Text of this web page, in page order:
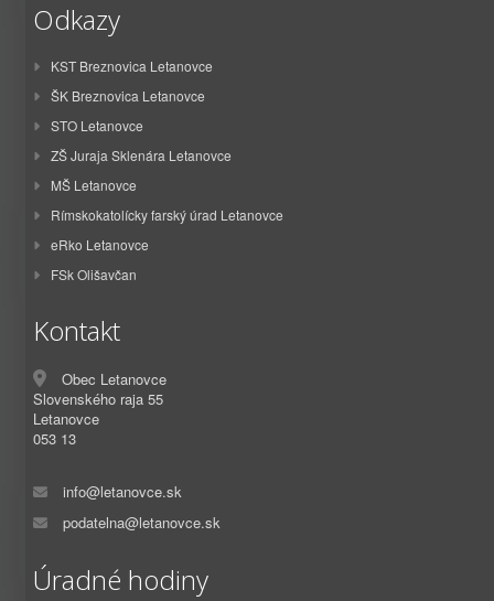
Odkazy
KST Breznovica Letanovce
ŠK Breznovica Letanovce
STO Letanovce
ZŠ Juraja Sklenára Letanovce
MŠ Letanovce
Rímskokatolícky farský úrad Letanovce
eRko Letanovce
FSk Olišavčan
Kontakt
Obec Letanovce
Slovenského raja 55
Letanovce
053 13
info@letanovce.sk
podatelna@letanovce.sk
Úradné hodiny